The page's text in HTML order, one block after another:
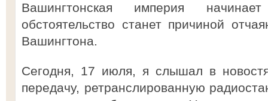
Вашингтонская империя
обстоятельство станет причиной
Вашингтона.
Сегодня, 17 июля, я слышал в
передачу, ретранслированную